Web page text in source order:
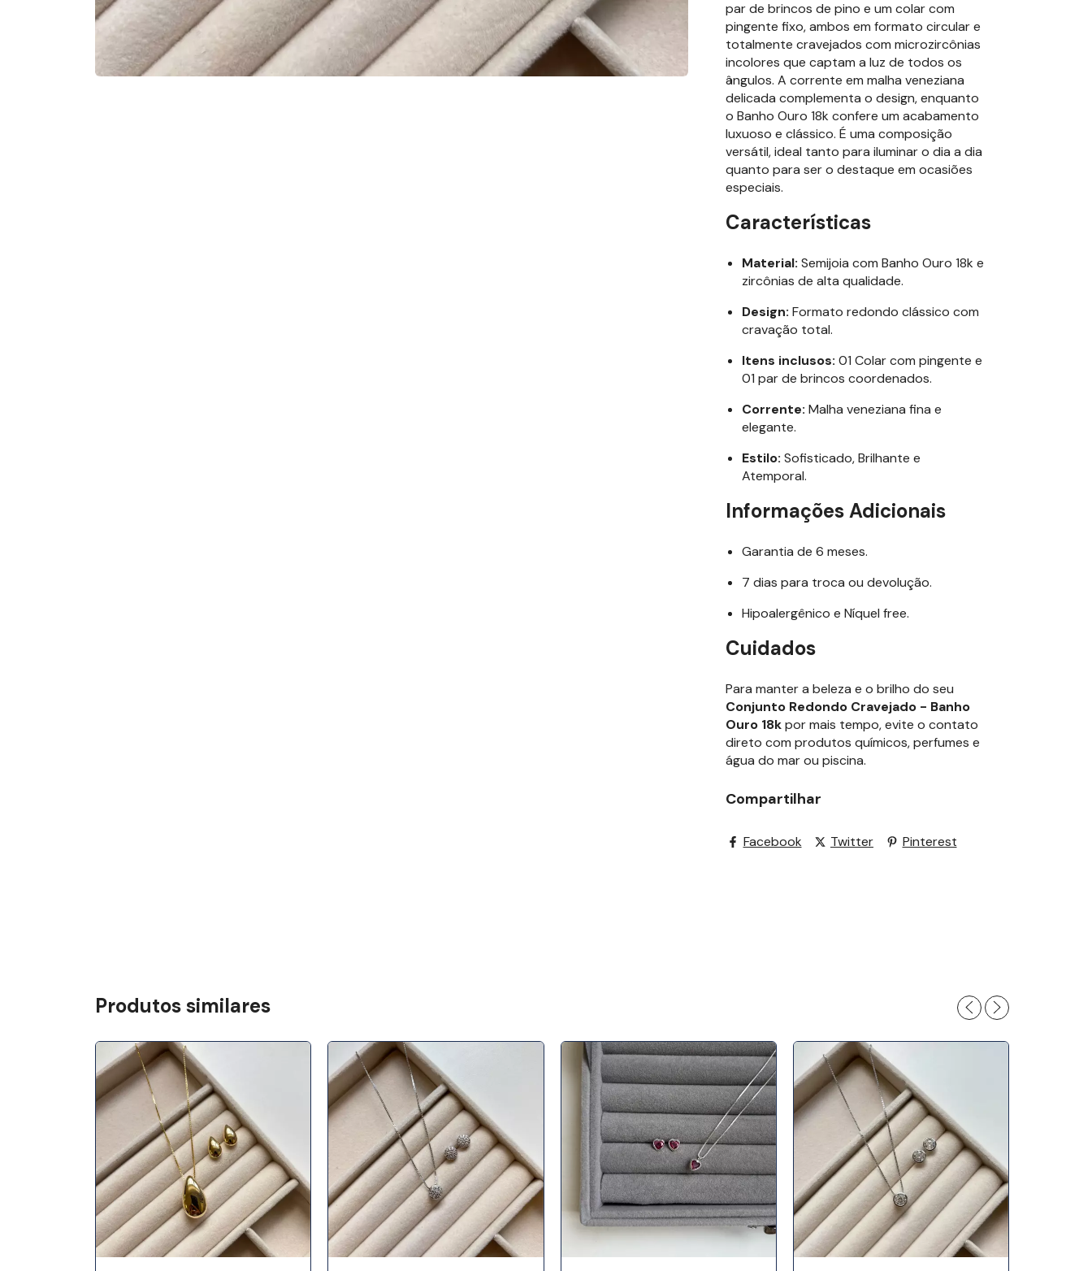
par de brincos de pino e um colar com
pingente fixo, ambos em formato circular e
totalmente cravejados com microzircônias
incolores que captam a luz de todos os
ângulos. A corrente em malha veneziana
delicada complementa o design, enquanto
o Banho Ouro 18k confere um acabamento
luxuoso e clássico. É uma composição
versátil, ideal tanto para iluminar o dia a dia
quanto para ser o destaque em ocasiões
especiais.
Características
Material: Semijoia com Banho Ouro 18k e
zircônias de alta qualidade.
Design: Formato redondo clássico com
cravação total.
Itens inclusos: 01 Colar com pingente e
01 par de brincos coordenados.
Corrente: Malha veneziana fina e
elegante.
Estilo: Sofisticado, Brilhante e
Atemporal.
Informações Adicionais
Garantia de 6 meses.
7 dias para troca ou devolução.
Hipoalergênico e Níquel free.
Cuidados
Para manter a beleza e o brilho do seu
Conjunto Redondo Cravejado - Banho
Ouro 18kpor mais tempo, evite o contato
direto com produtos químicos, perfumes e
água do mar ou piscina.
Compartilhar
Facebook Twitter Pinterest
Produtos similares